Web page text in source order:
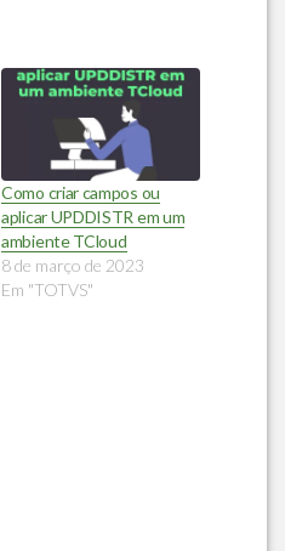
Como criar campos ou
aplicar UPDDISTR em um
ambiente TCloud
8 de março de 2023
Em "TOTVS"